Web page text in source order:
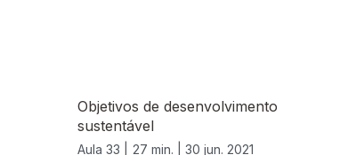
Objetivos de desenvolvimento
sustentável
Aula 33 | 27 min. | 30 jun. 2021